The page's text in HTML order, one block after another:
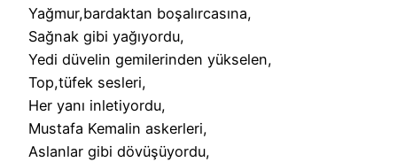
Yağmur,bardaktan boşalırcasına,
Sağnak gibi yağıyordu,
Yedi düvelin gemilerinden yükselen,
Top,tüfek sesleri,
Her yanı inletiyordu,
Mustafa Kemalin askerleri,
Aslanlar gibi dövüşüyordu,